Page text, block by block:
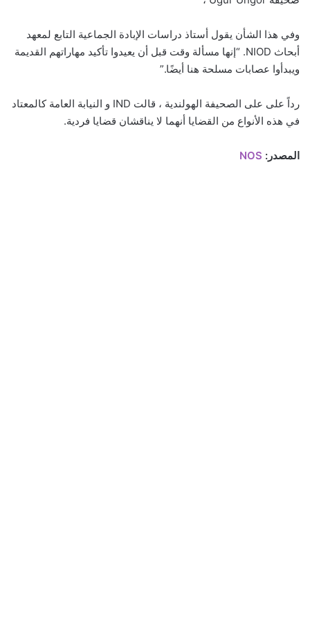
وفي هذا الشأن يقول أستاذ دراسات الإبادة الجماعية التابع لمعهد
أبحاث NIOD. “إنها مسألة وقت قبل أن يعيدوا تأكيد مهاراتهم القديمة
ويبدأوا عصابات مسلحة هنا أيضًا.”
رداً على على الصحيفة الهولندية ، قالت IND و النيابة العامة كالمعتاد
في هذه الأنواع من القضايا أنهما لا يناقشان قضايا فردية.
المصدر: NOS